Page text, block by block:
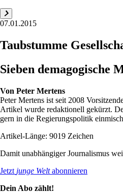
07.01.2015
Taubstumme
Sieben demagogische
Von Peter Mertens
Peter Mertens ist seit 2008
Artikel wurde redaktionell gekürzt.
gern in die Regierungspolitik
Artikel-Länge: 9019 Zeichen
Damit unabhängiger Journalismus
Jetzt junge Weltabonnieren
Dein Abo zählt!